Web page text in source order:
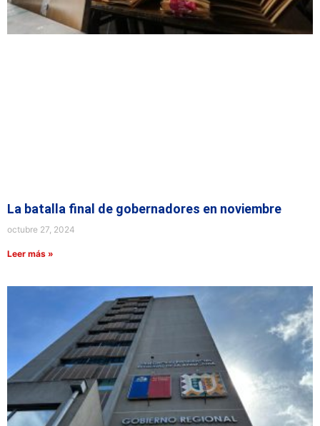
La batalla final de gobernadores en noviembre
octubre 27, 2024
Leer más »